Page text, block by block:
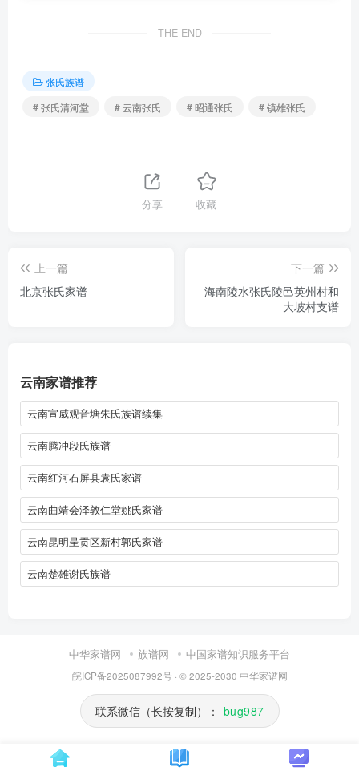
THE END
张氏族谱
# 张氏清河堂
# 云南张氏 # 昭通张氏 # 镇雄张氏
分享 收藏
上一篇
北京张氏家谱
下一篇
海南陵水张氏陵邑英州村和
大坡村支谱
云南家谱推荐
云南宣威观音塘朱氏族谱续集
云南腾冲段氏族谱
云南红河石屏县袁氏家谱
云南曲靖会泽敦仁堂姚氏家谱
云南昆明呈贡区新村郭氏家谱
云南楚雄谢氏族谱
中华家谱网 族谱网 中国家谱知识服务平台
皖ICP备2025087992号· © 2025-2030 中华家谱网
联系微信（长按复制）： bug987